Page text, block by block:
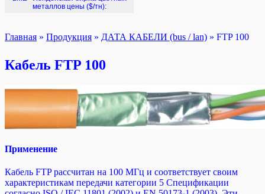
металлов цены ($/тн):
Главная » Продукция » ДАТА КАБЕЛИ (bus / lan) » FTP 100
Кабель FTP 100
Применение
Кабель FTP рассчитан на 100 МГц и соответствует своим
характеристикам передачи категории 5 Спецификации